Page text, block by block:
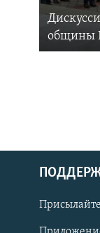
Українською
Qırımtatar
общины